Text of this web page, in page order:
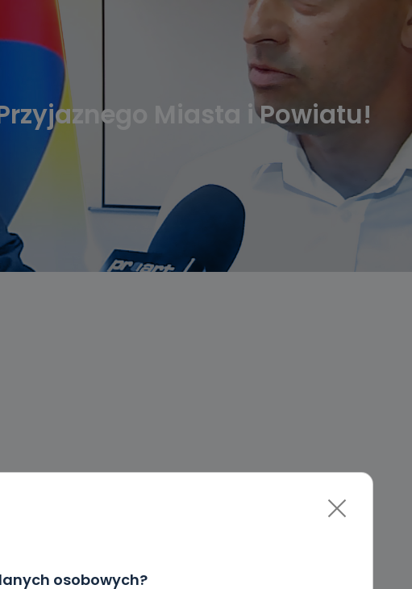
osobowych?
Miasta i Powiatu!